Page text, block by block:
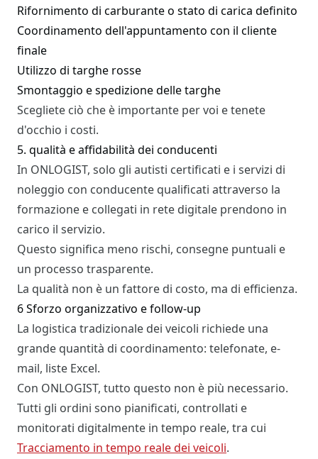
Rifornimento di carburante o stato di carica definito
Coordinamento dell'appuntamento con il cliente
finale
Utilizzo di targhe rosse
Smontaggio e spedizione delle targhe
Scegliete ciò che è importante per voi e tenete
d'occhio i costi.
5. qualità e affidabilità dei conducenti
In ONLOGIST, solo gli autisti certificati e i servizi di
noleggio con conducente qualificati attraverso la
formazione e collegati in rete digitale prendono in
carico il servizio.
Questo significa meno rischi, consegne puntuali e
un processo trasparente.
La qualità non è un fattore di costo, ma di efficienza.
6 Sforzo organizzativo e follow-up
La logistica tradizionale dei veicoli richiede una
grande quantità di coordinamento: telefonate, e-
mail, liste Excel.
Con ONLOGIST, tutto questo non è più necessario.
Tutti gli ordini sono pianificati, controllati e
monitorati digitalmente in tempo reale, tra cui
Tracciamento in tempo reale dei veicoli.